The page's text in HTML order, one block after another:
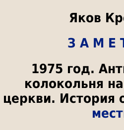
Яков
З А М Е
1975 год.
колокольня
церкви. История